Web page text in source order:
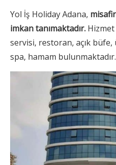
Yol İş Holiday Adana,
imkan tanımaktadır.
servisi, restoran, açık
spa, hamam bulunmaktadır.